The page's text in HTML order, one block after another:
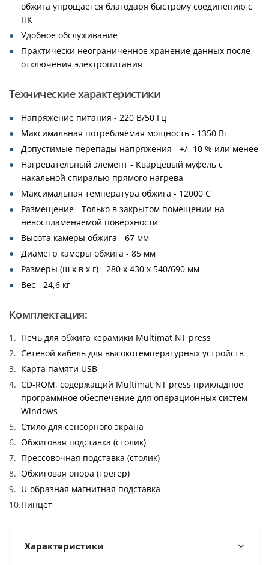
обжига упрощается благодаря быстрому соединению с
ПК
Удобное обслуживание
Практически неограниченное хранение данных после
отключения электропитания
Технические характеристики
Напряжение питания - 220 В/50 Гц
Максимальная потребляемая мощность - 1350 Вт
Допустимые перепады напряжения - +/- 10 % или менее
Нагревательный элемент - Кварцевый муфель с
накальной спиралью прямого нагрева
Максимальная температура обжига - 12000 С
Размещение - Только в закрытом помещении на
невоспламеняемой поверхности
Высота камеры обжига - 67 мм
Диаметр камеры обжига - 85 мм
Размеры (ш х в х г) - 280 х 430 х 540/690 мм
Вес - 24,6 кг
Комплектация:
Печь для обжига керамики Multimat NT press
Сетевой кабель для высокотемпературных устройств
Карта памяти USB
CD-ROM, содержащий Multimat NT press прикладное
программное обеспечение для операционных систем
Windows
Стило для сенсорного экрана
Обжиговая подставка (столик)
Прессовочная подставка (столик)
Обжиговая опора (трегер)
U-образная магнитная подставка
Пинцет
Характеристики